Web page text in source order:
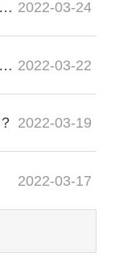
定制纸箱，怎样判断瓦楞纸箱的功能质量是否合格？ 2022-03-24
纸箱加工模切工艺的难题及对策大盘点 2022-03-22
2022-03-19
2022-03-17